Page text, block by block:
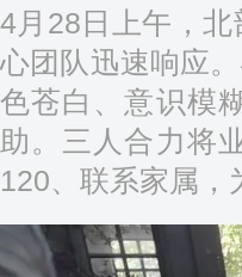
4月28日上午，
心团队迅速响应
色苍白、意识模
助。三人合力将
120、联系家属，